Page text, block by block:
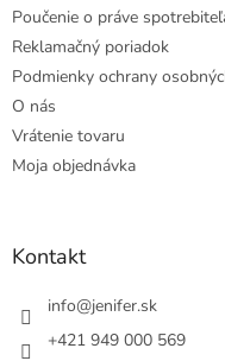
Poučenie o práve
Reklamačný poriadok
Podmienky ochrany
O nás
Vrátenie tovaru
Moja objednávka
Kontakt
info@jenifer.sk
+421 949 000 569